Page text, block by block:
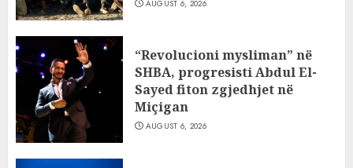
AUGUST 6, 2026
“Revolucioni mysliman” në
SHBA, progresisti Abdul El-
Sayed fiton zgjedhjet në
Miçigan
AUGUST 6, 2026